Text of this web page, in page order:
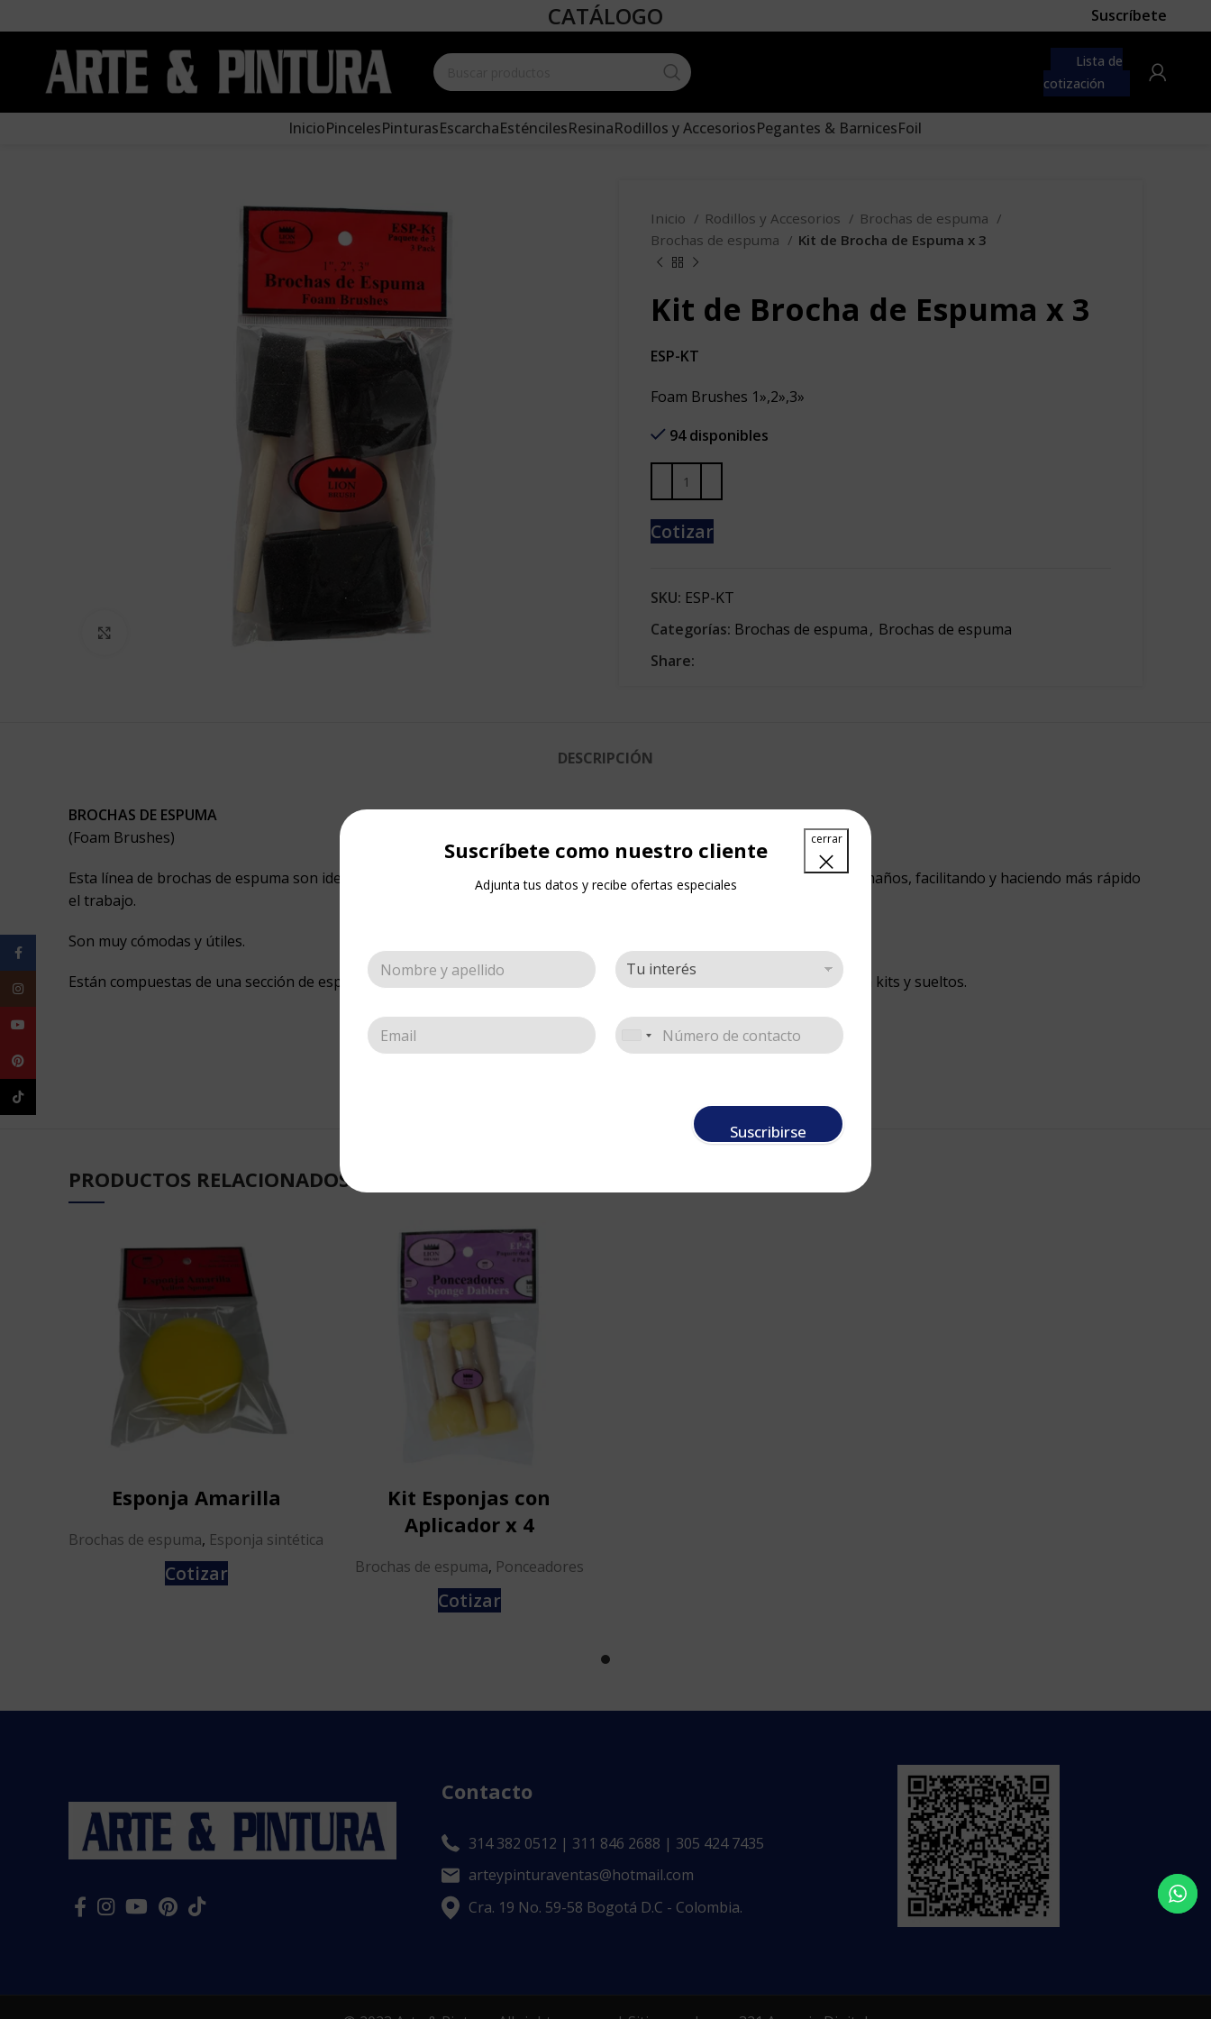
Suscríbete como nuestro cliente
Adjunta tus datos y recibe ofertas especiales
Suscribirse
CATÁLOGO Suscríbete
Lista de
cotización
InicioPincelesPinturasEscarchaEsténcilesResinaRodillos y AccesoriosPegantes & BarnicesFoil
Inicio Rodillos y Accesorios
Brochas de espuma
Brochas de espuma
Kit de Brocha de Espuma x 3
Kit de Brocha de Espuma x 3
ESP-KT
Foam Brushes 1»,2»,3»
94 disponibles
Cotizar
SKU: ESP-KT
Categorías: Brochas de espuma, Brochas de espuma
Share:
DESCRIPCIÓN
BROCHAS DE ESPUMA
(Foam Brushes)
Esta línea de brochas de espuma son ideales para esparcir pintura en grandes superficies, dada la gran variedad de tamaños, facilitando y haciendo más rápido
el trabajo.
Son muy cómodas y útiles.
Están compuestas de una sección de espuma oscura angulada para facilitar el trazo; con cabo en madera. disponible en kits y sueltos.
PRODUCTOS RELACIONADOS
Esponja Amarilla
Brochas de espuma, Esponja sintética
Cotizar
Kit Esponjas con
Aplicador x 4
Brochas de espuma, Ponceadores
Cotizar
Contacto
314 382 0512 | 311 846 2688 | 305 424 7435
arteypinturaventas@hotmail.com
Cra. 19 No. 59-58 Bogotá D.C - Colombia.
Facebook
Instagram